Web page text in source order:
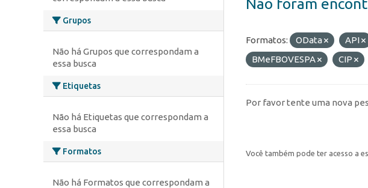
Grupos
Não há Grupos que correspondam a
essa busca
Etiquetas
Não há Etiquetas que correspondam a
essa busca
Formatos
Não há Formatos que correspondam a
Não foram
Formatos: OData API
BMeFBOVESPA
CIP
Por favor tente uma nova
Você também pode ter acesso a